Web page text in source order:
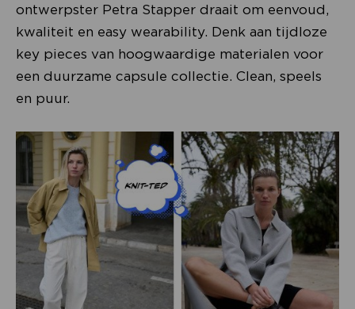
ontwerpster Petra Stapper draait om eenvoud,
kwaliteit en easy wearability. Denk aan tijdloze
key pieces van hoogwaardige materialen voor
een duurzame capsule collectie. Clean, speels
en puur.